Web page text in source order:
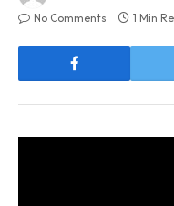
No Comments
1 Min